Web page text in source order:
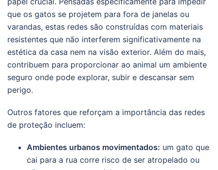
que os gatos se projetem para fora de janelas ou
varandas, estas redes são construídas com materiais
resistentes que não interferem significativamente na
estética da casa nem na visão exterior. Além do mais,
contribuem para proporcionar ao animal um ambiente
seguro onde pode explorar, subir e descansar sem
perigo.
Outros fatores que reforçam a importância das redes
de proteção incluem:
Ambientes urbanos movimentados: um gato que
cai para a rua corre risco de ser atropelado ou